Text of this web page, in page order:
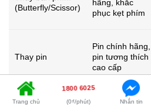
(Butterfly/Scissor)
hãng, khắc
phục kẹt phím
Thay pin
Pin chính hãng,
pin tương thích
cao cấp
Nâng cấp dung
Trang chủ
1800 6025
(0₫/phút) Nhắn tin